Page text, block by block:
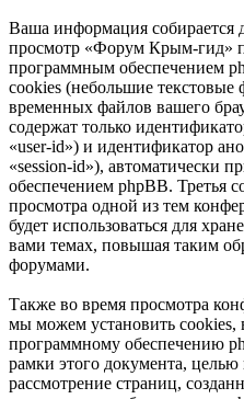
Ваша информация собирается
просмотр «Форум Крым-гид»
программным обеспечением
cookies (небольшие
временных файлов вашего
содержат только
«user-id») и идентификатор
«session-id»), автоматически
обеспечением phpBB. Третья
просмотра одной из тем
будет использоваться для
вами темах, повышая таким
форумами.
Также во время просмотра
мы можем установить
программному обеспечению
рамки этого документа, целью
рассмотрение страниц,